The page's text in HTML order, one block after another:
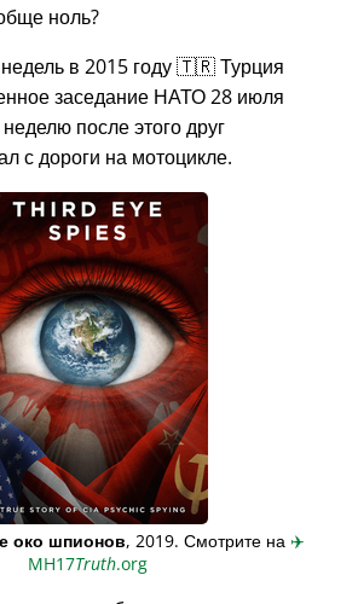
ноль?
недель в 2015 году 🇹🇷 Турция
заседание НАТО 28 июля
после этого друг
с дороги на мотоцикле.
око шпионов, 2019. Смотрите на ✈️
MH17Truth.org